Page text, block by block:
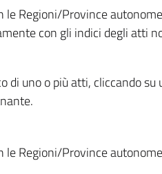
le Regioni/Province
con gli indici degli atti
uno o più atti, cliccando
Regioni/Province